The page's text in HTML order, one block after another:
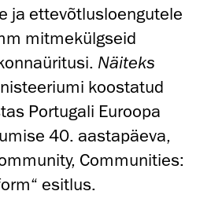
ja ettevõtlusloengutele
mitmekülgseid
Näiteks
koostatud
Portugali Euroopa
40. aastapäeva,
Communities:
esitlus.